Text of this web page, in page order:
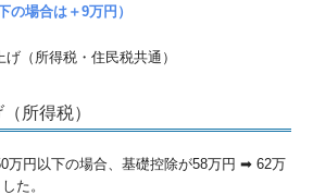
の場合は＋9万円）
所得税）
万円以下の場合、基礎控除が58万円 ➡ 62万
た。